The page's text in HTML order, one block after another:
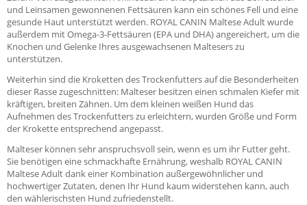
und Leinsamen gewonnenen Fettsäuren kann ein schönes Fell und eine
gesunde Haut unterstützt werden. ROYAL CANIN Maltese Adult wurde
außerdem mit Omega-3-Fettsäuren (EPA und DHA) angereichert, um die
Knochen und Gelenke Ihres ausgewachsenen Maltesers zu
unterstützen.
Weiterhin sind die Kroketten des Trockenfutters auf die Besonderheiten
dieser Rasse zugeschnitten: Malteser besitzen einen schmalen Kiefer mit
kräftigen, breiten Zähnen. Um dem kleinen weißen Hund das
Aufnehmen des Trockenfutters zu erleichtern, wurden Größe und Form
der Krokette entsprechend angepasst.
Malteser können sehr anspruchsvoll sein, wenn es um ihr Futter geht.
Sie benötigen eine schmackhafte Ernährung, weshalb ROYAL CANIN
Maltese Adult dank einer Kombination außergewöhnlicher und
hochwertiger Zutaten, denen Ihr Hund kaum widerstehen kann, auch
den wählerischsten Hund zufriedenstellt.